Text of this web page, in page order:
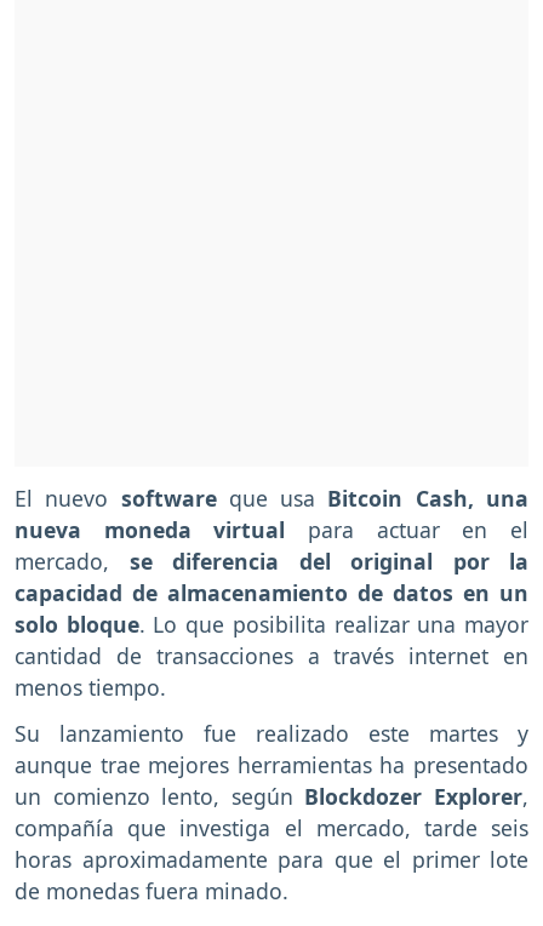
El nuevo software que usa Bitcoin Cash, una
nueva moneda virtual para actuar en el
mercado, se diferencia del original por la
capacidad de almacenamiento de datos en un
solo bloque. Lo que posibilita realizar una mayor
cantidad de transacciones a través internet en
menos tiempo.
Su lanzamiento fue realizado este martes y
aunque trae mejores herramientas ha presentado
un comienzo lento, según Blockdozer Explorer,
compañía que investiga el mercado, tarde seis
horas aproximadamente para que el primer lote
de monedas fuera minado.